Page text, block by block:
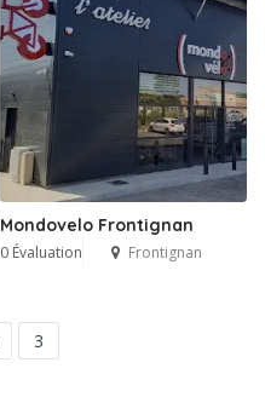
Mondovelo Frontignan
0 Évaluation Frontignan
3